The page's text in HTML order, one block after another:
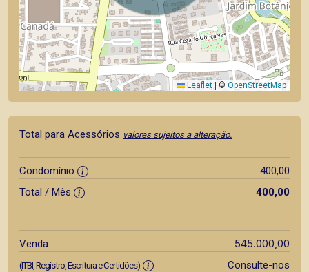
Leaflet © OpenStreetMap
Total para Acessórios valores sujeitos a alteração.
Condomínio
400,00
Total / Mês
400,00
Venda 545.000,00
(ITBI, Registro, Escritura e Certidões)
Consulte-nos